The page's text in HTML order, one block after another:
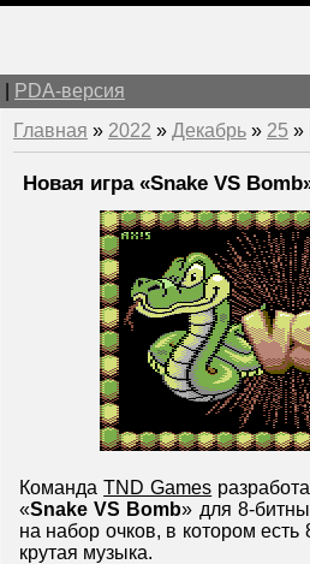
PDA-версия
Главная » 2022 » Декабрь » 25 »
Новая игра «Snake VS
КомандаTND Games
«Snake VS Bomb» для 8-
на набор очков, в котором
крутая музыка.